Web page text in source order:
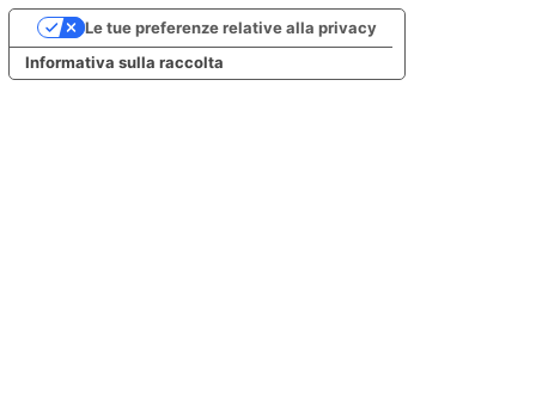
Informativa sulla raccolta
Le tue preferenze relative alla privacy